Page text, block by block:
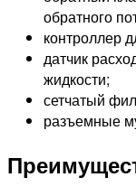
обратного
контроллер
датчик
жидкости;
сетчатый
разъемные